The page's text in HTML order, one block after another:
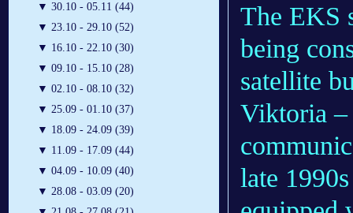
▼ 30.10 - 05.11 (44)
▼ 23.10 - 29.10 (52)
▼ 16.10 - 22.10 (30)
▼ 09.10 - 15.10 (28)
▼ 02.10 - 08.10 (32)
▼ 25.09 - 01.10 (37)
▼ 18.09 - 24.09 (39)
▼ 11.09 - 17.09 (44)
▼ 04.09 - 10.09 (40)
▼ 28.08 - 03.09 (20)
The EKS
being
satellite
Viktoria –
late